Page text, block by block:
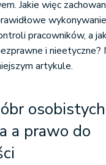
Jakie więc
pracowników, a
i
artykule.
osobistych
a prawo do